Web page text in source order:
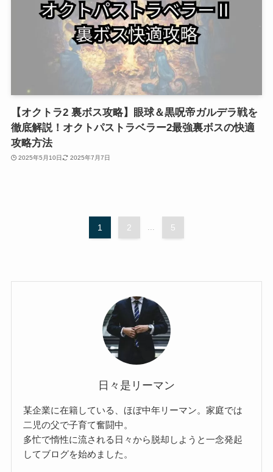
【オクトラ2 裏ボス攻略】眼球＆黒呪帝ガルデラ戦を
徹底解説！オクトパストラベラー2最強裏ボスの快適
攻略方法
2025年5月10日 2025年7月7日
1 2 5
日々是リーマン
某企業に在籍している、ほぼ中年リーマン。家庭では
二児の父で子育て奮闘中。
多忙で惰性に流される日々から脱却しようと一念発起
してブログを始めました。